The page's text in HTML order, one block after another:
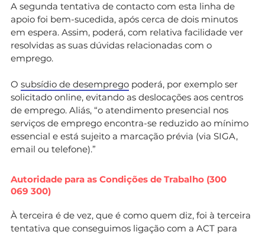
A segunda tentativa de contacto com esta linha de
apoio foi bem-sucedida, após cerca de dois minutos
em espera. Assim, poderá, com relativa facilidade ver
resolvidas as suas dúvidas relacionadas com o
emprego.
O subsídio de desemprego poderá, por exemplo ser
solicitado online, evitando as deslocações aos centros
de emprego. Aliás, “o atendimento presencial nos
serviços de emprego encontra-se reduzido ao mínimo
essencial e está sujeito a marcação prévia (via SIGA,
email ou telefone).”
Autoridade para as Condições de Trabalho (300
069 300)
À terceira é de vez, que é como quem diz, foi à terceira
tentativa que conseguimos ligação com a ACT para